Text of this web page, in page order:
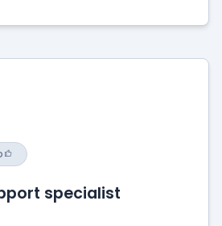
specialist